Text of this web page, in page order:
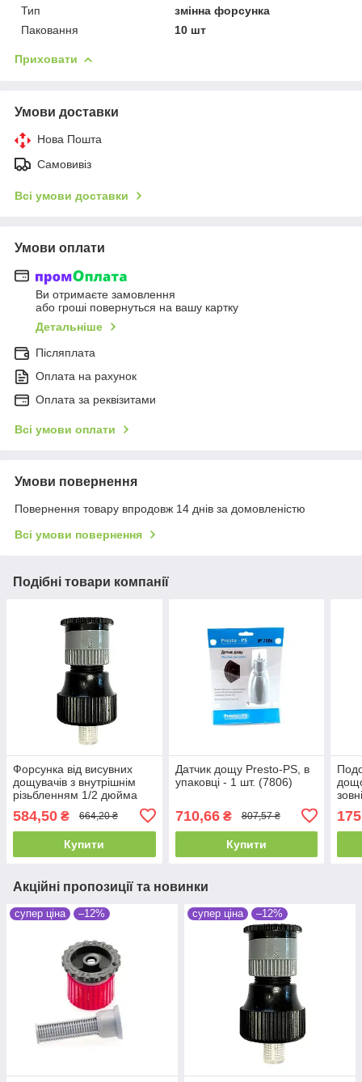
Тип
змінна форсунка
Паковання
10 шт
Приховати
Умови доставки
Нова Пошта
Самовивіз
Всі умови доставки
Умови оплати
Ви отримаєте замовлення
або гроші повернуться на вашу картку
Детальніше
Післяплата
Оплата на рахунок
Оплата за реквізитами
Всі умови оплати
Умови повернення
Повернення товару впродовж 14 днів за домовленістю
Всі умови повернення
Подібні товари компанії
Форсунка від висувних
дощувачів з внутрішнім
різьбленням 1/2 дюйма
Presto-PS, в упаковці - 10
шт. (451234)
584,50 ₴ 664,20 ₴
Купити
Датчик дощу Presto-PS, в
упаковці - 1 шт. (7806)
710,66₴ 807,57 ₴
Купити
Акційні пропозиції та новинки
супер ціна –12% супер ціна –12%